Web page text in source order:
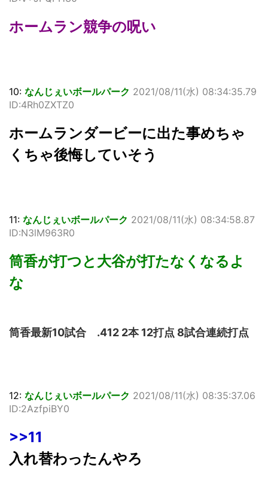
ホームラン競争の呪い
10: なんじぇいボールパーク 2021/08/11(水) 08:34:35.79
ID:4Rh0ZXTZ0
ホームランダービーに出た事めちゃ
くちゃ後悔していそう
11: なんじぇいボールパーク 2021/08/11(水) 08:34:58.87
ID:N3lM963R0
筒香が打つと大谷が打たなくなるよ
な
筒香最新10試合 .412 2本 12打点 8試合連続打点
12: なんじぇいボールパーク 2021/08/11(水) 08:35:37.06
ID:2AzfpiBY0
>>11
入れ替わったんやろ